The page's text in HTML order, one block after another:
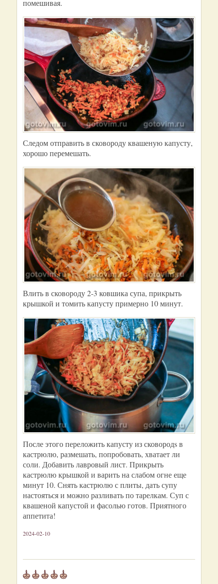
помешивая.
Следом отправить в сковороду квашеную капусту,
хорошо перемешать.
Влить в сковороду 2-3 ковшика супа, прикрыть
крышкой и томить капусту примерно 10 минут.
После этого переложить капусту из сковородs в
кастрюлю, размешать, попробовать, хватает ли
соли. Добавить лавровый лист. Прикрыть
кастрюлю крышкой и варить на слабом огне еще
минут 10. Снять кастрюлю с плиты, дать супу
настояться и можно разливать по тарелкам. Суп с
квашеной капустой и фасолью готов. Приятного
аппетита!
2024-02-10